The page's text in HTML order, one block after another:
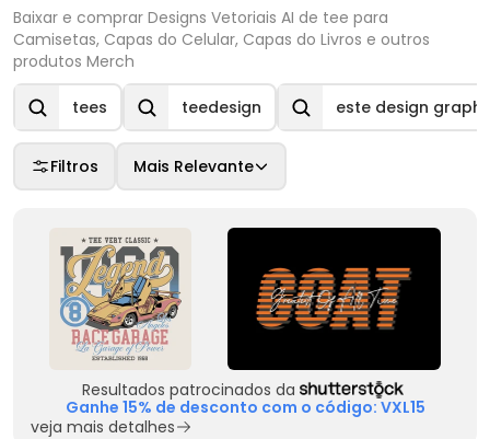
Baixar e comprar Designs Vetoriais AI de tee para
Camisetas, Capas do Celular, Capas do Livros e outros
produtos Merch
tees teedesign este design
Filtros Mais Relevante
Resultados patrocinados da
Ganhe 15% de desconto com o código: VXL15
veja mais detalhes